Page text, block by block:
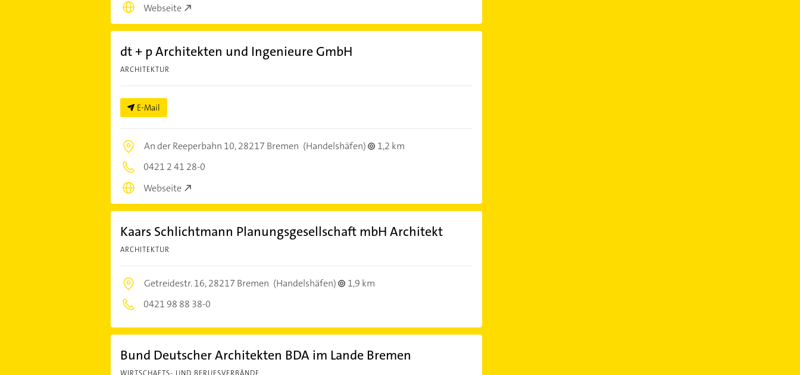
Webseite
dt + p Architekten und Ingenieure GmbH
ARCHITEKTUR
E-Mail
An der Reeperbahn 10,28217 Bremen (Handelshäfen)
1,2 km
0421 2 41 28-0
Webseite
Kaars Schlichtmann Planungsgesellschaft mbH Architekt
ARCHITEKTUR
Getreidestr. 16,28217 Bremen (Handelshäfen)
1,9 km
0421 98 88 38-0
Bund Deutscher Architekten BDA im Lande Bremen